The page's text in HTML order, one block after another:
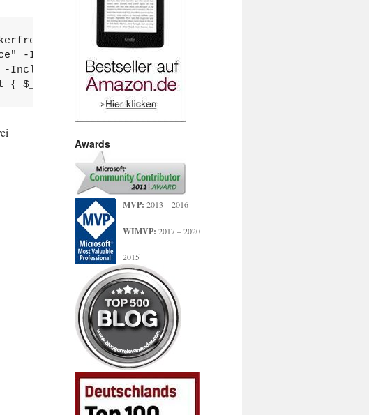
für Microsoft-Netzwerke" -IncludeHidden -
-IncludeHidden -AllBindings
-IncludeHidden -AllBindings
{ $_.Enabled -eq $false }
Awards
MVP: 2013 – 2016
WIMVP: 2017 – 2020
2015